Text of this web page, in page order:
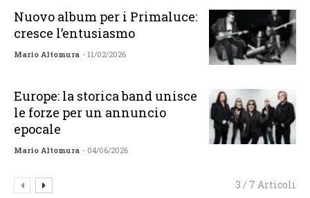
Nuovo album per i Primaluce:
cresce l’entusiasmo
Mario Altomura - 11/02/2026
Europe: la storica band unisce
le forze per un annuncio
epocale
Mario Altomura - 04/06/2026
3 / 7 Articoli